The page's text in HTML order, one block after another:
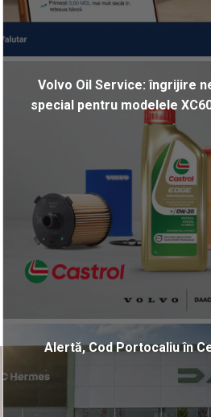
Volvo Oil Service: îngrijire
special pentru modelele
Alertă, Cod Portocaliu în